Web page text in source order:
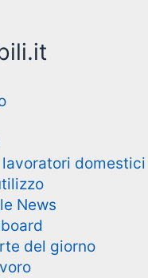
domestici
News
del giorno